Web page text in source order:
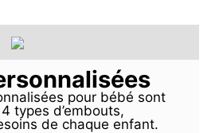
pour bébé sont
types d’embouts,
de chaque enfant.